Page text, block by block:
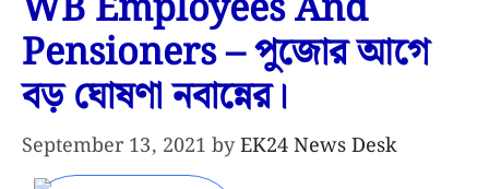
Pensioners – পুজোর আগে
বড় ঘোষণা নবান্নের।
September 13, 2021 byEK24 News Desk